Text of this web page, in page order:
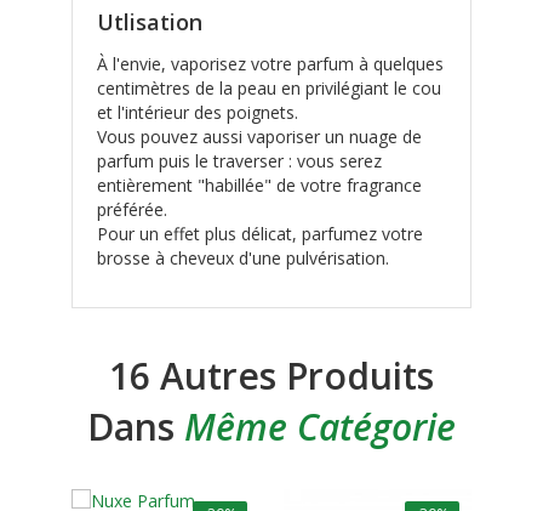
Utlisation
À l'envie, vaporisez votre parfum à quelques
centimètres de la peau en privilégiant le cou
et l'intérieur des poignets.
Vous pouvez aussi vaporiser un nuage de
parfum puis le traverser : vous serez
entièrement "habillée" de votre fragrance
préférée.
Pour un effet plus délicat, parfumez votre
brosse à cheveux d'une pulvérisation.
16 Autres Produits
Dans Même Catégorie